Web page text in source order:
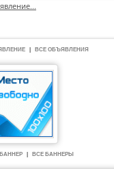
ВСЕ ОБЪЯВЛЕНИЯ
ВСЕ БАННЕРЫ